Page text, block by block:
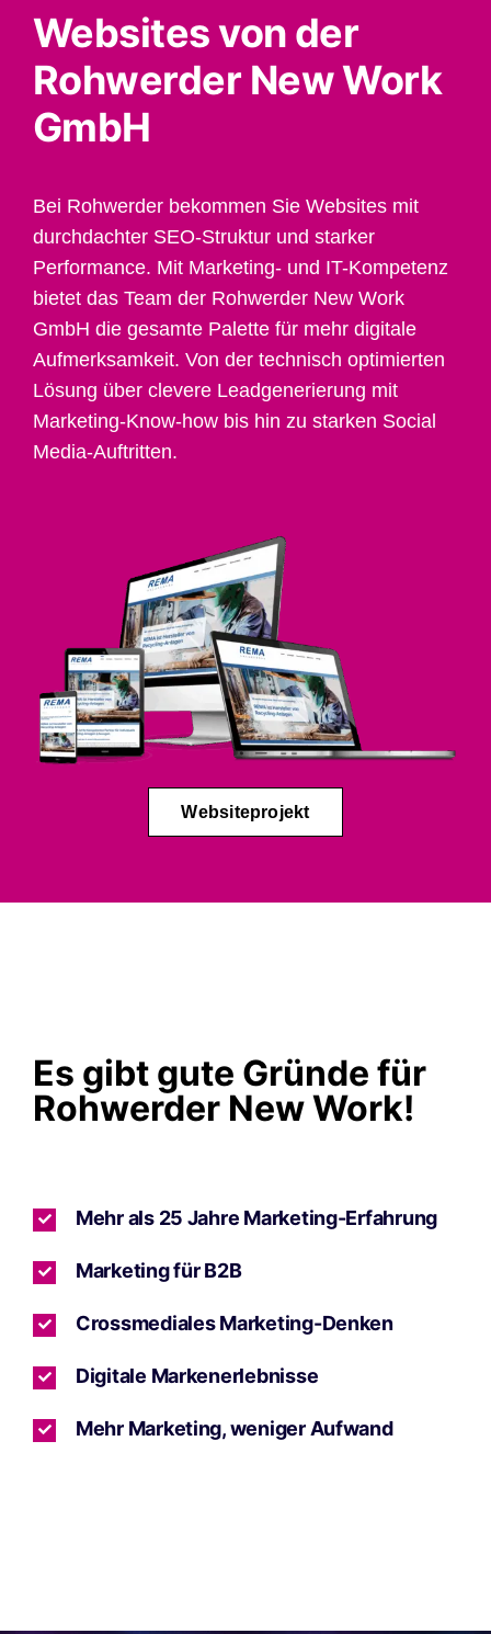
Websites von der
Rohwerder New Work
GmbH
Bei Rohwerder bekommen Sie Websites mit
durchdachter SEO-Struktur und starker
Performance. Mit Marketing- und IT-Kompetenz
bietet das Team der Rohwerder New Work
GmbH die gesamte Palette für mehr digitale
Aufmerksamkeit. Von der technisch optimierten
Lösung über clevere Leadgenerierung mit
Marketing-Know-how bis hin zu starken Social
Media-Auftritten.
Websiteprojekt
Es gibt gute Gründe für
Rohwerder New Work!
Mehr als 25 Jahre Marketing-Erfahrung
Marketing für B2B
Crossmediales Marketing-Denken
Digitale Markenerlebnisse
Mehr Marketing, weniger Aufwand